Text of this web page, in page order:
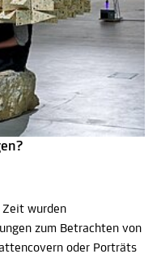
Zeit wurden
zum Betrachten von
oder Porträts